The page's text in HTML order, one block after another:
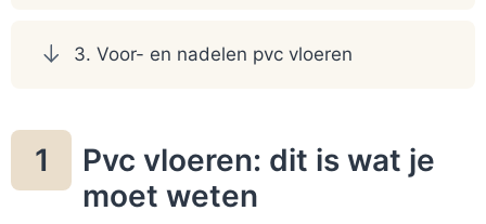
3. Voor- en nadelen pvc vloeren
1
Pvc vloeren: dit is wat je
moet weten